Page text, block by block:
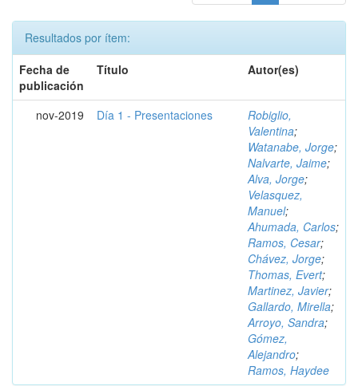
Resultados por ítem:
Fecha de
publicación
Título Autor(es)
nov-2019 Día 1 - Presentaciones
Robiglio,
Valentina;
Watanabe, Jorge;
Nalvarte, Jaime;
Alva, Jorge;
Velasquez,
Manuel;
Ahumada, Carlos;
Ramos, Cesar;
Chávez, Jorge;
Thomas, Evert;
Martinez, Javier;
Gallardo, Mirella;
Arroyo, Sandra;
Gómez,
Alejandro;
Ramos, Haydee